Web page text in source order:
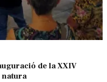
de la XXIV
natura